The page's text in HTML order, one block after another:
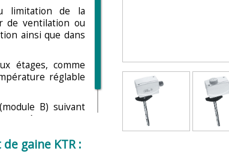
limitation de la
de ventilation ou
ainsi que dans
étages, comme
réglable
B) suivant
pour
gaine KTR :